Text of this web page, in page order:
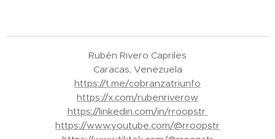
Rubén Rivero Capriles
Caracas, Venezuela
https://t.me/cobranzatriunfo
https://x.com/rubenriverow
https://linkedin.com/in/rroopstr
https://www.youtube.com/@rroopstr